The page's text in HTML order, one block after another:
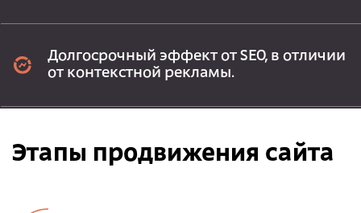
Долгосрочный эффект от SEO, в отличии
от контекстной рекламы.
Этапы продвижения сайта